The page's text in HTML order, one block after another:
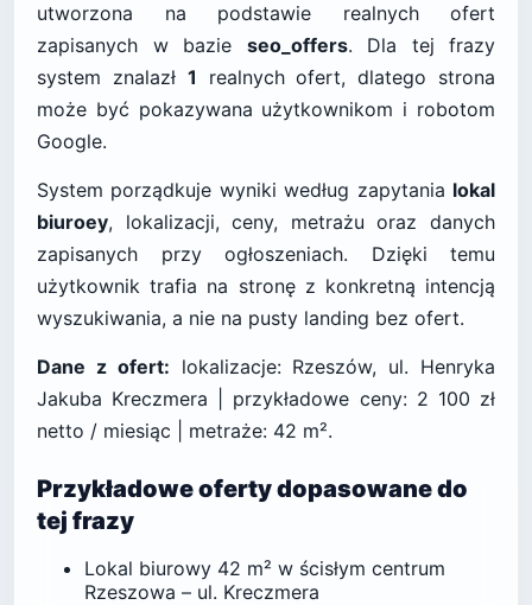
utworzona na podstawie realnych ofert
zapisanych w bazie seo_offers. Dla tej frazy
system znalazł 1 realnych ofert, dlatego strona
może być pokazywana użytkownikom i robotom
Google.
System porządkuje wyniki według zapytania lokal
biuroey, lokalizacji, ceny, metrażu oraz danych
zapisanych przy ogłoszeniach. Dzięki temu
użytkownik trafia na stronę z konkretną intencją
wyszukiwania, a nie na pusty landing bez ofert.
Dane z ofert: lokalizacje: Rzeszów, ul. Henryka
Jakuba Kreczmera | przykładowe ceny: 2 100 zł
netto / miesiąc | metraże: 42 m².
Przykładowe oferty dopasowane do
tej frazy
Lokal biurowy 42 m² w ścisłym centrum
Rzeszowa – ul. Kreczmera